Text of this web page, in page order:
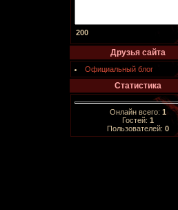
200
Друзья сайта
Официальный блог
Статистика
Онлайн всего: 1
Гостей: 1
Пользователей: 0